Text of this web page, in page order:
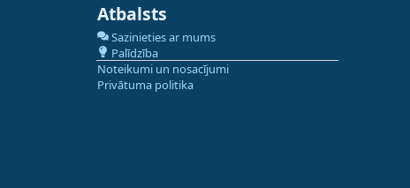
Atbalsts
Sazinieties ar mums
Palīdzība
Noteikumi un nosacījumi
Privātuma politika